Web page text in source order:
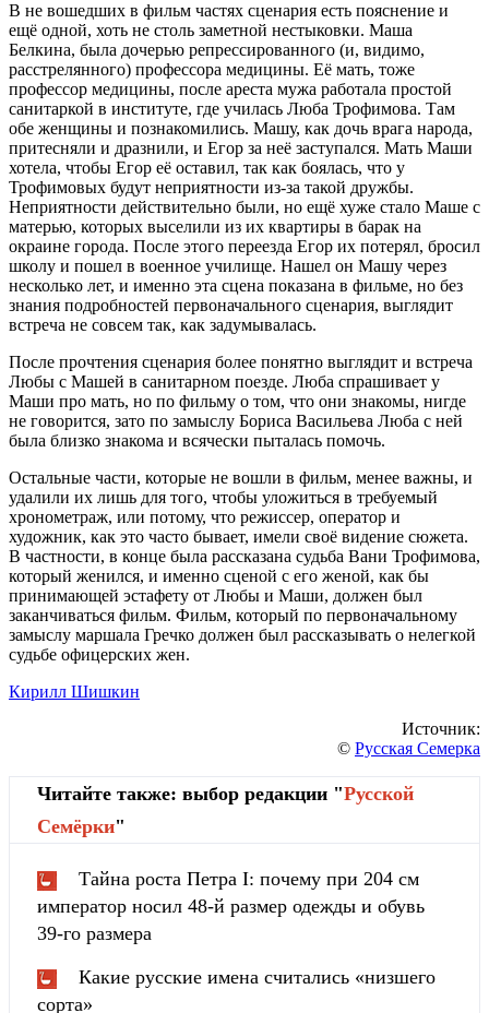
В не вошедших в фильм частях сценария есть пояснение и
ещё одной, хоть не столь заметной нестыковки. Маша
Белкина, была дочерью репрессированного (и, видимо,
расстрелянного) профессора медицины. Её мать, тоже
профессор медицины, после ареста мужа работала простой
санитаркой в институте, где училась Люба Трофимова. Там
обе женщины и познакомились. Машу, как дочь врага народа,
притесняли и дразнили, и Егор за неё заступался. Мать Маши
хотела, чтобы Егор её оставил, так как боялась, что у
Трофимовых будут неприятности из-за такой дружбы.
Неприятности действительно были, но ещё хуже стало Маше с
матерью, которых выселили из их квартиры в барак на
окраине города. После этого переезда Егор их потерял, бросил
школу и пошел в военное училище. Нашел он Машу через
несколько лет, и именно эта сцена показана в фильме, но без
знания подробностей первоначального сценария, выглядит
встреча не совсем так, как задумывалась.
После прочтения сценария более понятно выглядит и встреча
Любы с Машей в санитарном поезде. Люба спрашивает у
Маши про мать, но по фильму о том, что они знакомы, нигде
не говорится, зато по замыслу Бориса Васильева Люба с ней
была близко знакома и всячески пыталась помочь.
Остальные части, которые не вошли в фильм, менее важны, и
удалили их лишь для того, чтобы уложиться в требуемый
хронометраж, или потому, что режиссер, оператор и
художник, как это часто бывает, имели своё видение сюжета.
В частности, в конце была рассказана судьба Вани Трофимова,
который женился, и именно сценой с его женой, как бы
принимающей эстафету от Любы и Маши, должен был
заканчиваться фильм. Фильм, который по первоначальному
замыслу маршала Гречко должен был рассказывать о нелегкой
судьбе офицерских жен.
Кирилл Шишкин
Источник:
© Русская Семерка
Читайте также: выбор редакции "Русской
Cемёрки"
Тайна роста Петра I: почему при 204 см
император носил 48-й размер одежды и обувь
39-го размера
Какие русские имена считались «низшего
сорта»